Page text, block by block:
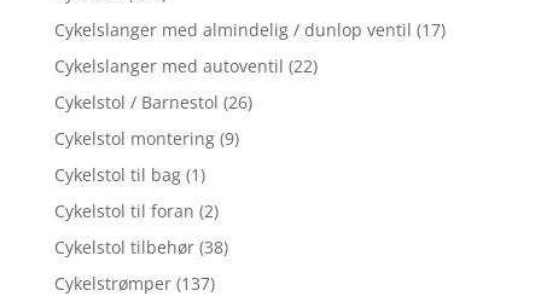
Cykelslanger med almindelig / dunlop ventil (17)
Cykelslanger med autoventil (22)
Cykelstol / Barnestol (26)
Cykelstol montering (9)
Cykelstol til bag (1)
Cykelstol til foran (2)
Cykelstol tilbehør (38)
Cykelstrømper (137)